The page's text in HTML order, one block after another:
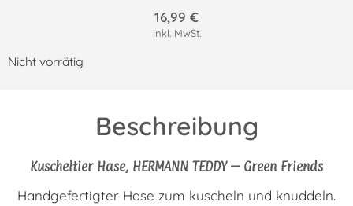
16,99 €
inkl. MwSt.
Nicht vorrätig
Beschreibung
Kuscheltier Hase, HERMANN TEDDY – Green Friends
Handgefertigter Hase zum kuscheln und knuddeln.